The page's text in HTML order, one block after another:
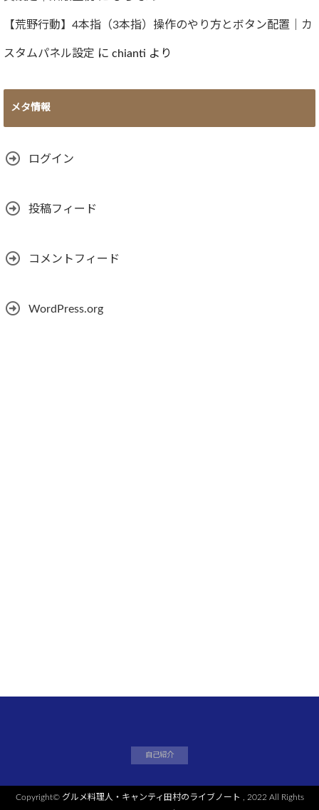
【荒野行動】4本指（3本指）操作のやり方とボタン配置｜カ
スタムパネル設定 に chianti より
メタ情報
ログイン
投稿フィード
コメントフィード
WordPress.org
自己紹介
Copyright© グルメ料理人・キャンティ田村のライブノート
, 2022 All Rights